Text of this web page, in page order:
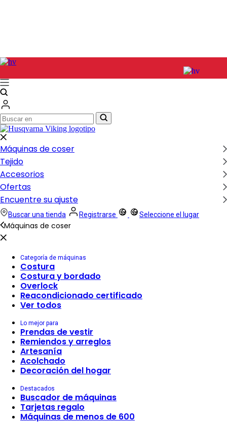
Buscar
en
Buscar
en
Máquinas de coser
Tejido
Accesorios
Ofertas
Encuentre su ajuste
Buscar una tienda Registrarse Seleccione el lugar
Máquinas de coser
Categoría de máquinas
Costura
Costura y bordado
Overlock
Reacondicionado certificado
Ver todos
Lo mejor para
Prendas de vestir
Remiendos y arreglos
Artesanía
Acolchado
Decoración del hogar
Destacados
Buscador de máquinas
Tarjetas regalo
Máquinas de menos de 600